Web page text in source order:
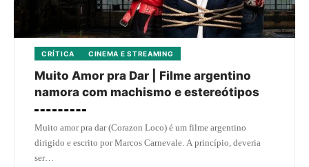
CRÍTICA CINEMA E STREAMING
Muito Amor pra Dar | Filme argentino
namora com machismo e estereótipos
Muito amor pra dar (Corazon Loco) é um filme argentino
dirigido e escrito por Marcos Carnevale. A princípio, deveria
ser…